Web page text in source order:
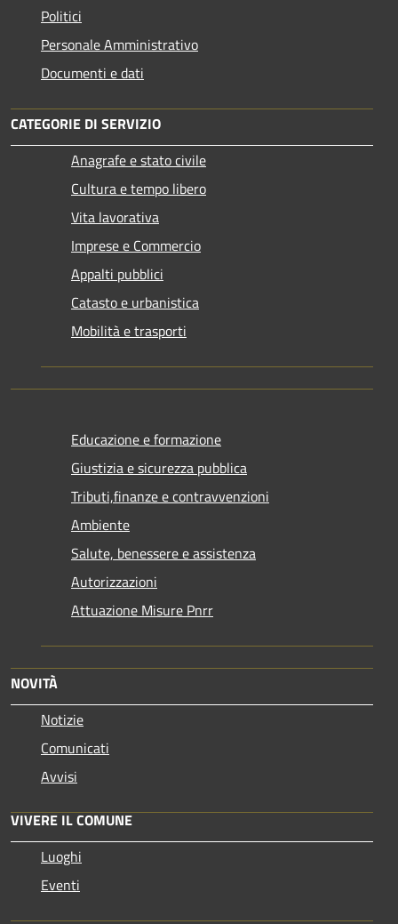
Politici
Personale Amministrativo
Documenti e dati
CATEGORIE DI SERVIZIO
Anagrafe e stato civile
Cultura e tempo libero
Vita lavorativa
Imprese e Commercio
Appalti pubblici
Catasto e urbanistica
Mobilità e trasporti
Educazione e formazione
Giustizia e sicurezza pubblica
Tributi,finanze e contravvenzioni
Ambiente
Salute, benessere e assistenza
Autorizzazioni
Attuazione Misure Pnrr
NOVITÀ
Notizie
Comunicati
Avvisi
VIVERE IL COMUNE
Luoghi
Eventi